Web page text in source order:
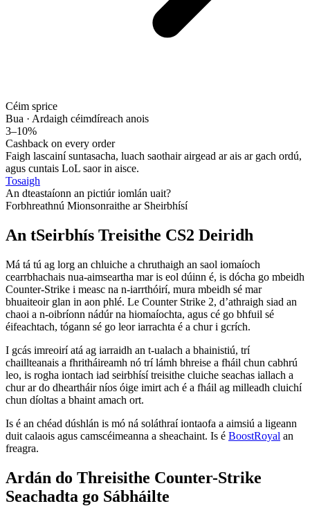
Céim sprice
Bua · Ardaigh céimdíreach anois
3–10%
Cashback on every order
Faigh lascainí suntasacha, luach saothair airgead ar ais ar gach ordú,
agus cuntais LoL saor in aisce.
Tosaigh
An dteastaíonn an pictiúr iomlán uait?
Forbhreathnú Mionsonraithe ar Sheirbhísí
An tSeirbhís Treisithe CS2 Deiridh
Má tá tú ag lorg an chluiche a chruthaigh an saol iomaíoch
cearrbhachais nua-aimseartha mar is eol dúinn é, is dócha go mbeidh
Counter-Strike i measc na n-iarrthóirí, mura mbeidh sé mar
bhuaiteoir glan in aon phlé. Le Counter Strike 2, d’athraigh siad an
chaoi a n-oibríonn nádúr na hiomaíochta, agus cé go bhfuil sé
éifeachtach, tógann sé go leor iarrachta é a chur i gcrích.
I gcás imreoirí atá ag iarraidh an t-ualach a bhainistiú, trí
chaillteanais a fhritháireamh nó trí lámh bhreise a fháil chun cabhrú
leo, is rogha iontach iad seirbhísí treisithe cluiche seachas iallach a
chur ar do dheartháir níos óige imirt ach é a fháil ag milleadh cluichí
chun díoltas a bhaint amach ort.
Is é an chéad dúshlán is mó ná soláthraí iontaofa a aimsiú a ligeann
duit calaois agus camscéimeanna a sheachaint. Is é BoostRoyal an
freagra.
Ardán do Threisithe Counter-Strike
Seachadta go Sábháilte